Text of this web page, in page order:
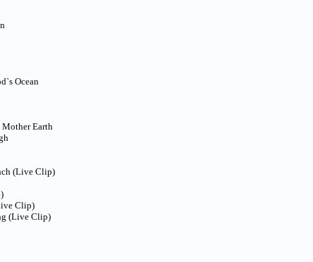
Ocean
Mother Earth
(Live Clip)
Clip)
(Live Clip)